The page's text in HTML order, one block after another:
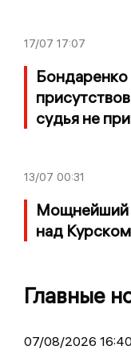
17/07 17:07
Бондаренко
судья не
13/07 00:31
Мощнейший
над Курском
Главные
07/08/2026 16:40